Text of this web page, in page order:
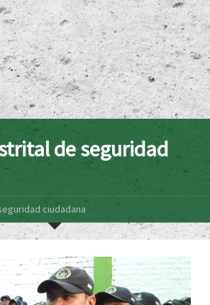
de seguridad
ciudadana